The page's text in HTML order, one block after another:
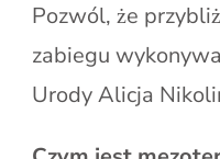
Pozwól, że
zabiegu
Urody Alicja